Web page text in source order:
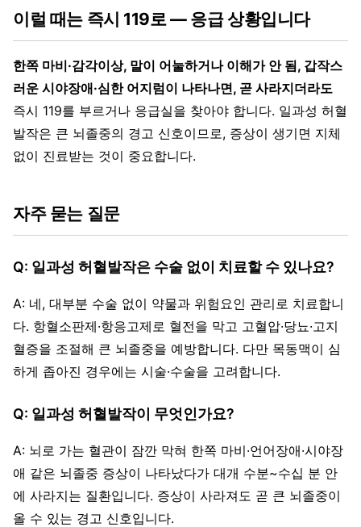
이럴 때는 즉시 119로 — 응급 상황입니다
한쪽 마비·감각이상, 말이 어눌하거나 이해가 안 됨, 갑작스
러운 시야장애·심한 어지럼이 나타나면, 곧 사라지더라도
즉시 119를 부르거나 응급실을 찾아야 합니다. 일과성 허혈
발작은 큰 뇌졸중의 경고 신호이므로, 증상이 생기면 지체
없이 진료받는 것이 중요합니다.
자주 묻는 질문
Q: 일과성 허혈발작은 수술 없이 치료할 수 있나요?
A: 네, 대부분 수술 없이 약물과 위험요인 관리로 치료합니
다. 항혈소판제·항응고제로 혈전을 막고 고혈압·당뇨·고지
혈증을 조절해 큰 뇌졸중을 예방합니다. 다만 목동맥이 심
하게 좁아진 경우에는 시술·수술을 고려합니다.
Q: 일과성 허혈발작이 무엇인가요?
A: 뇌로 가는 혈관이 잠깐 막혀 한쪽 마비·언어장애·시야장
애 같은 뇌졸중 증상이 나타났다가 대개 수분~수십 분 안
에 사라지는 질환입니다. 증상이 사라져도 곧 큰 뇌졸중이
올 수 있는 경고 신호입니다.